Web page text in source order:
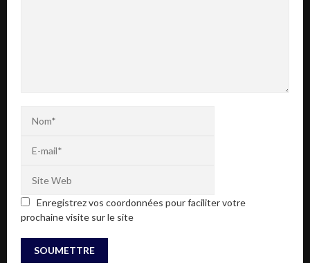
Enregistrez vos coordonnées pour faciliter votre
prochaine visite sur le site